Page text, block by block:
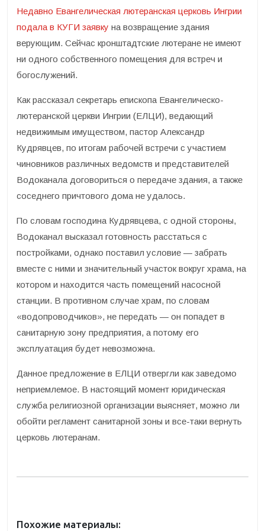
Недавно Евангелическая лютеранская церковь Ингрии
подала в КУГИ заявку на возвращение здания
верующим. Сейчас кронштадтские лютеране не имеют
ни одного собственного помещения для встреч и
богослужений.
Как рассказал секретарь епископа Евангелическо-
лютеранской церкви Ингрии (ЕЛЦИ), ведающий
недвижимым имуществом, пастор Александр
Кудрявцев, по итогам рабочей встречи с участием
чиновников различных ведомств и представителей
Водоканала договориться о передаче здания, а также
соседнего причтового дома не удалось.
По словам господина Кудрявцева, с одной стороны,
Водоканал высказал готовность расстаться с
постройками, однако поставил условие — забрать
вместе с ними и значительный участок вокруг храма, на
котором и находится часть помещений насосной
станции. В противном случае храм, по словам
«водопроводчиков», не передать — он попадет в
санитарную зону предприятия, а потому его
эксплуатация будет невозможна.
Данное предложение в ЕЛЦИ отвергли как заведомо
неприемлемое. В настоящий момент юридическая
служба религиозной организации выясняет, можно ли
обойти регламент санитарной зоны и все-таки вернуть
церковь лютеранам.
Похожие материалы: